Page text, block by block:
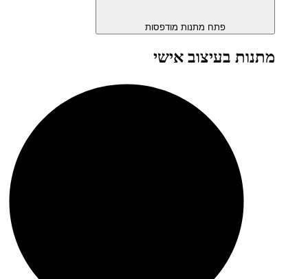
פתח מתנות מודפסות
מתנות בעיצוב אישי